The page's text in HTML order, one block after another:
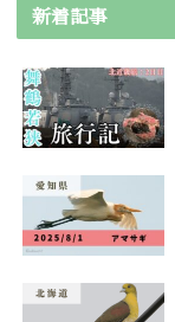
新着記事